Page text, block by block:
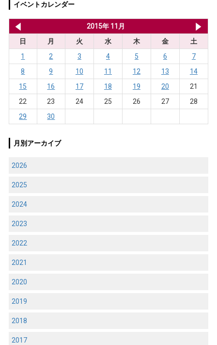
イベントカレンダー
2015年 11月
日
月 火 水 木 金
土
1
2 3 4 5 6
7
8
9 10 11 12 13
14
15
16 17 18 19 20
21
22
23 24 25 26 27
28
29
30
月別アーカイブ
2026
2025
2024
2023
2022
2021
2020
2019
2018
2017